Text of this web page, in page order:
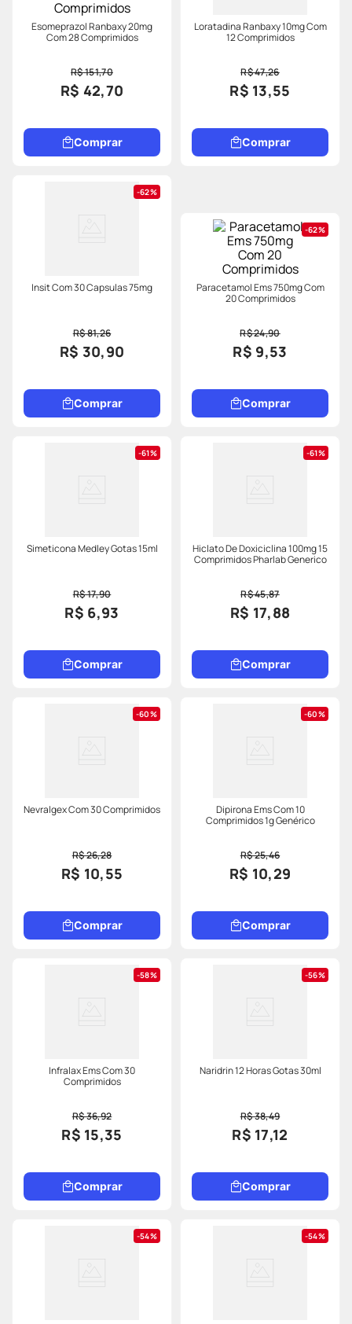
Esomeprazol Ranbaxy 20mg
Com 28 Comprimidos
R$ 151,70
R$ 42,70
Comprar
Loratadina Ranbaxy 10mg Com
12 Comprimidos
R$ 47,26
R$ 13,55
Comprar
62%
Insit Com 30 Capsulas 75mg
R$ 81,26
R$ 30,90
Comprar
62%
Paracetamol Ems 750mg Com
20 Comprimidos
R$ 24,90
R$ 9,53
Comprar
61%
Simeticona Medley Gotas 15ml
R$ 17,90
R$ 6,93
Comprar
61%
Hiclato De Doxiciclina 100mg 15
Comprimidos Pharlab Generico
R$ 45,87
R$ 17,88
Comprar
60%
Nevralgex Com 30 Comprimidos
R$ 26,28
R$ 10,55
Comprar
60%
Dipirona Ems Com 10
Comprimidos 1g Genérico
R$ 25,46
R$ 10,29
Comprar
58%
Infralax Ems Com 30
Comprimidos
R$ 36,92
R$ 15,35
Comprar
56%
Naridrin 12 Horas Gotas 30ml
R$ 38,49
R$ 17,12
Comprar
54% 54%